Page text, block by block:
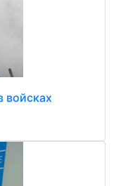
войсках